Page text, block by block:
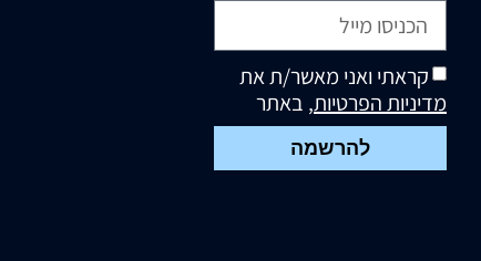
קראתי ואני מאשר/ת את
מדיניות הפרטיות, באתר
להרשמה